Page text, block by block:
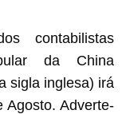
contabilistas
da China
sigla inglesa) irá
Agosto. Adverte-